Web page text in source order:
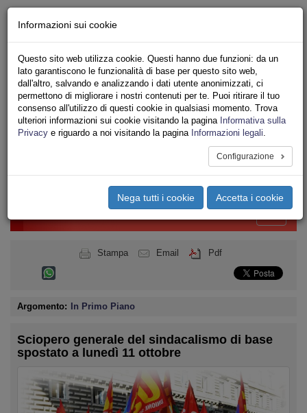
Iscriviti
Ricerca
Area Stampa
Privacy
UNIONE SINDACALE DI BASE
CONFEDERAZIONE NAZIONALE
Toggle
Stampa Email Pdf
Argomento: In Primo Piano
Sciopero generale del sindacalismo di base
spostato a lunedì 11 ottobre
Informazioni sui cookie
Questo sito web utilizza cookie. Questi hanno due funzioni: da un
lato garantiscono le funzionalità di base per questo sito web,
dall'altro, salvando e analizzando i dati utente anonimizzati, ci
permettono di migliorare i nostri contenuti per te. Puoi ritirare il tuo
consenso all'utilizzo di questi cookie in qualsiasi momento. Trova
ulteriori informazioni sui cookie visitando la pagina Informativa sulla
Privacy e riguardo a noi visitando la pagina Informazioni legali.
Configurazione
Nega tutti i cookie Accetta i cookie